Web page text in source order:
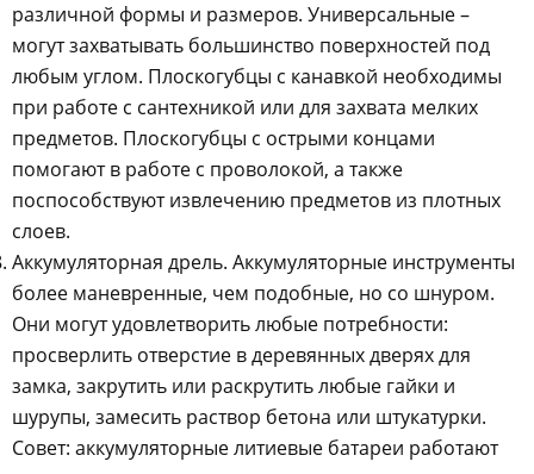
различной формы и размеров. Универсальные –
могут захватывать большинство поверхностей под
любым углом. Плоскогубцы с канавкой необходимы
при работе с сантехникой или для захвата мелких
предметов. Плоскогубцы с острыми концами
помогают в работе с проволокой, а также
поспособствуют извлечению предметов из плотных
слоев.
Аккумуляторная дрель. Аккумуляторные инструменты
более маневренные, чем подобные, но со шнуром.
Они могут удовлетворить любые потребности:
просверлить отверстие в деревянных дверях для
замка, закрутить или раскрутить любые гайки и
шурупы, замесить раствор бетона или штукатурки.
Совет: аккумуляторные литиевые батареи работают